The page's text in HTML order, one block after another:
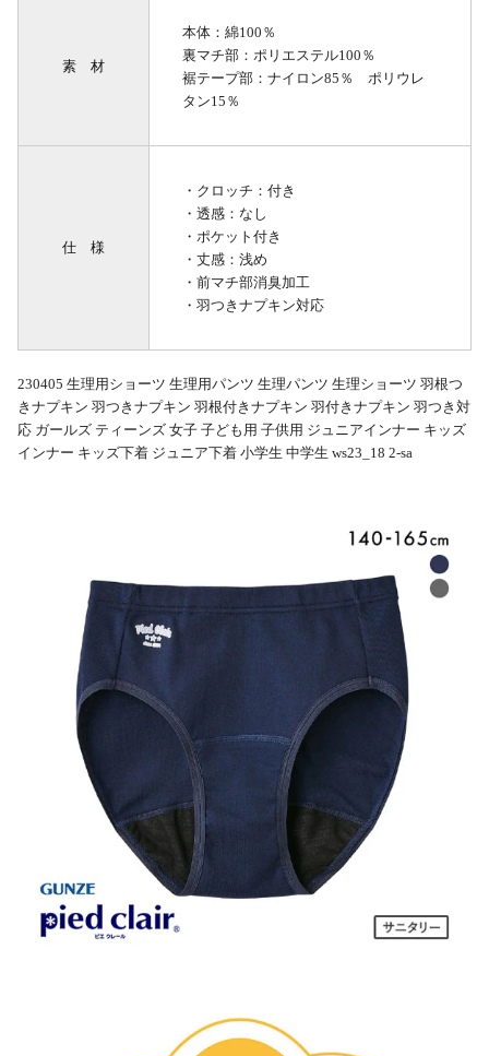
素 材
本体：綿100％
裏マチ部：ポリエステル100％
裾テープ部：ナイロン85％ ポリウレ
タン15％
仕 様
・クロッチ：付き
・透感：なし
・ポケット付き
・丈感：浅め
・前マチ部消臭加工
・羽つきナプキン対応
230405 生理用ショーツ 生理用パンツ 生理パンツ 生理ショーツ 羽根つ
きナプキン 羽つきナプキン 羽根付きナプキン 羽付きナプキン 羽つき対
応 ガールズ ティーンズ 女子 子ども用 子供用 ジュニアインナー キッズ
インナー キッズ下着 ジュニア下着 小学生 中学生 ws23_18 2-sa